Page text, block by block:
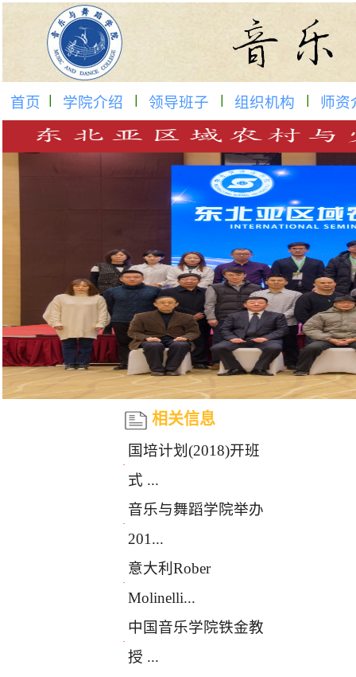
首页 学院介绍 领导班子 组织机构 师
相关信息
·
国培计划(2018)开班
式 ...
·
音乐与舞蹈学院举办
201...
·
意大利Rober
Molinelli...
·
中国音乐学院铁金教
授 ...